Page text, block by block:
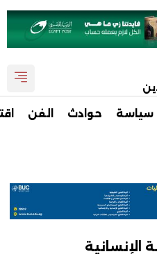
سياسة حوادث الفن
الإنسانية